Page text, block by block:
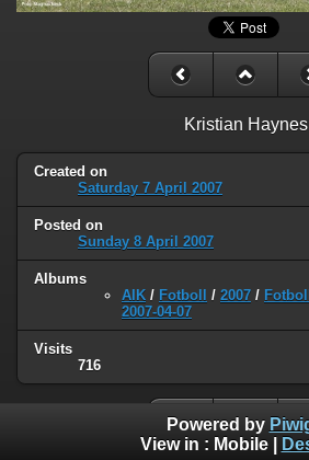
Kristian Haynes
Created on
Saturday 7 April 2007
Posted on
Sunday 8 April 2007
Albums
AIK / Fotboll / 2007 /
2007-04-07
Visits
716
Powered by
View in : Mobile|